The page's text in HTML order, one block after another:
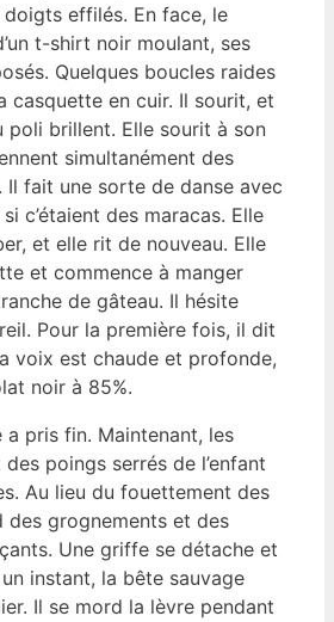
effilés. En face, le
t-shirt noir moulant, ses
Quelques boucles raides
casquette en cuir. Il sourit, et
poli brillent. Elle sourit à son
simultanément des
Il fait une sorte de danse avec
c’étaient des maracas. Elle
et elle rit de nouveau. Elle
et commence à manger
de gâteau. Il hésite
Pour la première fois, il dit
voix est chaude et profonde,
noir à 85%.
a pris fin. Maintenant, les
poings serrés de l’enfant
Au lieu du fouettement des
des grognements et des
Une griffe se détache et
instant, la bête sauvage
Il se mord la lèvre pendant